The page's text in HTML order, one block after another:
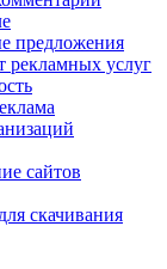
предложения
рекламных услуг
сайтов
скачивания